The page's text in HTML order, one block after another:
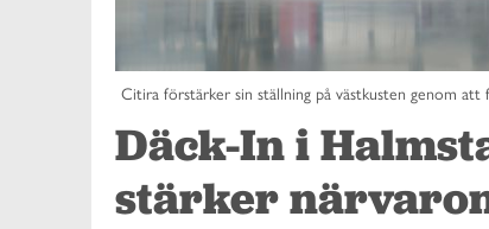
Citira förstärker sin ställning på västkusten genom att
Däck-In i
stärker